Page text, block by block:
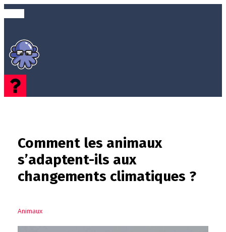
Comment les animaux
s’adaptent-ils aux
changements climatiques ?
Animaux